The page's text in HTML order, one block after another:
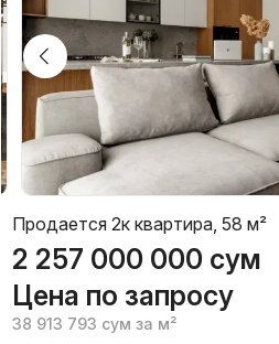
Продается 2к квартира, 58 м²
2 257 000 000 сум
Цена по запросу
38 913 793 сум за м²